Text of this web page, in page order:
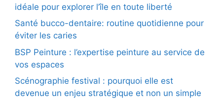
idéale pour explorer l’île en toute liberté
Santé bucco-dentaire: routine quotidienne pour
éviter les caries
BSP Peinture : l’expertise peinture au service de
vos espaces
Scénographie festival : pourquoi elle est
devenue un enjeu stratégique et non un simple